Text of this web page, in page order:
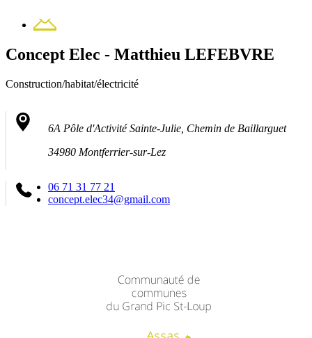
Contact
Concept Elec - Matthieu LEFEBVRE
Construction/habitat/électricité
6A Pôle d'Activité Sainte-Julie, Chemin de Baillarguet
34980 Montferrier-sur-Lez
06 71 31 77 21
concept.elec34@gmail.com